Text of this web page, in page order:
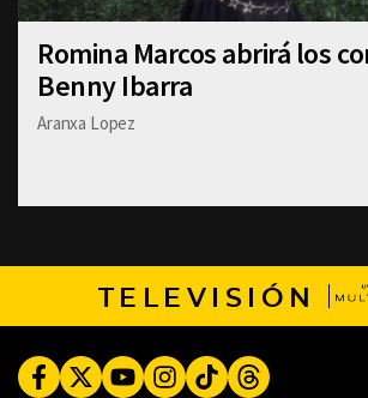
Romina Marcos abrirá los
Benny Ibarra
Aranxa Lopez
TELEVISIÓN
FacebookTwitterYoutubeInstagram
TikTokThreads